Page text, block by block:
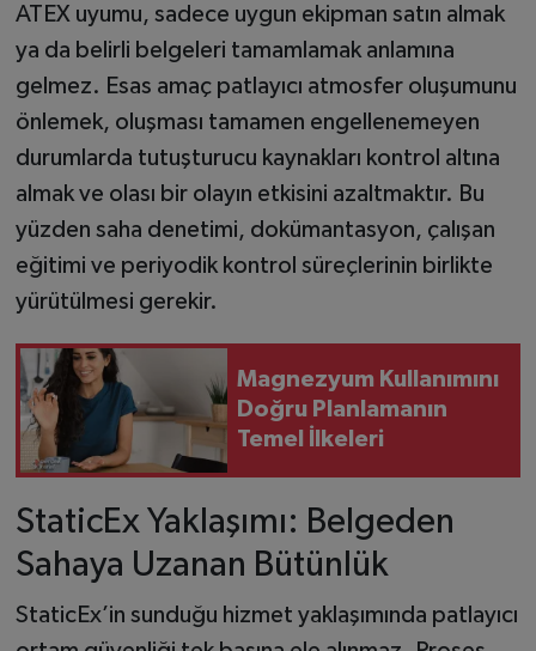
ATEX uyumu, sadece uygun ekipman satın almak
ya da belirli belgeleri tamamlamak anlamına
gelmez. Esas amaç patlayıcı atmosfer oluşumunu
önlemek, oluşması tamamen engellenemeyen
durumlarda tutuşturucu kaynakları kontrol altına
almak ve olası bir olayın etkisini azaltmaktır. Bu
yüzden saha denetimi, dokümantasyon, çalışan
eğitimi ve periyodik kontrol süreçlerinin birlikte
yürütülmesi gerekir.
Magnezyum Kullanımını
Doğru Planlamanın
Temel İlkeleri
StaticEx Yaklaşımı: Belgeden
Sahaya Uzanan Bütünlük
StaticEx’in sunduğu hizmet yaklaşımında patlayıcı